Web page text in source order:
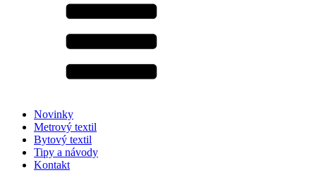
Novinky
Metrový textil
Bytový textil
Tipy a návody
Kontakt